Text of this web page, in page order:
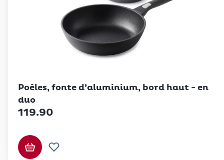
Poêles, fonte d’aluminium, bord haut - en
duo
119.90
Ajouter au panier
Ajouter à la liste de souhaits.